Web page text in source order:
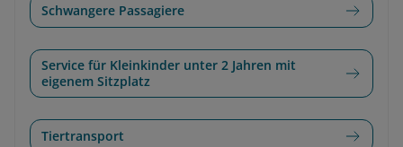
Schwangere Passagiere
Service für Kleinkinder unter 2 Jahren mit
eigenem Sitzplatz
Tiertransport